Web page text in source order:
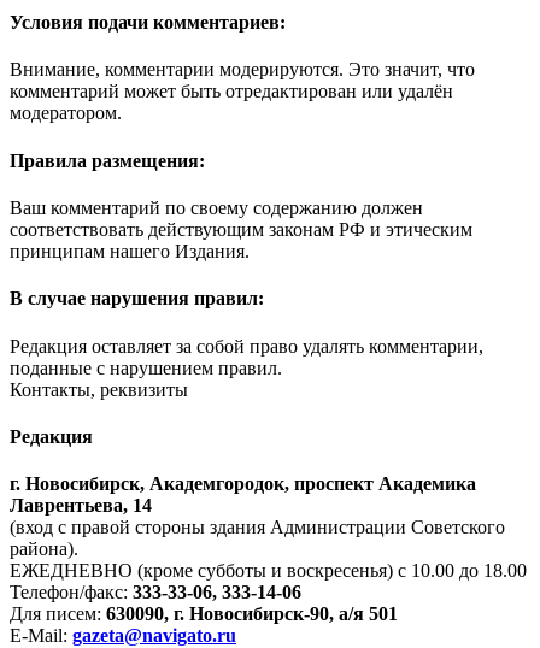
Условия подачи комментариев:
Внимание, комментарии модерируются. Это значит, что
комментарий может быть отредактирован или удалён
модератором.
Правила размещения:
Ваш комментарий по своему содержанию должен
соответствовать действующим законам РФ и этическим
принципам нашего Издания.
В случае нарушения правил:
Редакция оставляет за собой право удалять комментарии,
поданные с нарушением правил.
Контакты, реквизиты
Редакция
г. Новосибирск, Академгородок, проспект Академика
Лаврентьева, 14
(вход с правой стороны здания Администрации Советского
района).
ЕЖЕДНЕВНО (кроме субботы и воскресенья) с 10.00 до 18.00
Телефон/факс: 333-33-06, 333-14-06
Для писем: 630090, г. Новосибирск-90, а/я 501
E-Mail: gazeta@navigato.ru